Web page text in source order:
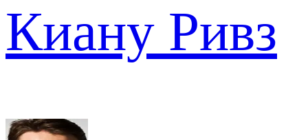
Киану Ривз